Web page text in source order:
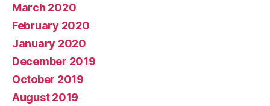
March 2020
February 2020
January 2020
December 2019
October 2019
August 2019